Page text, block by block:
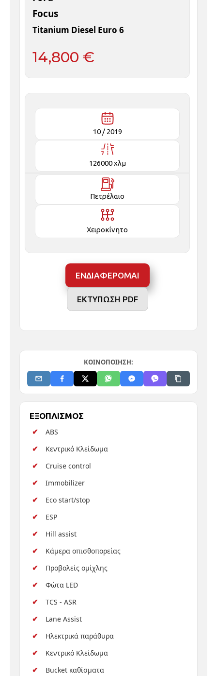
Focus
Titanium Diesel Euro 6
14,800 €
10 /2019
126000 χλμ
Πετρέλαιο
Χειροκίνητο
ΕΝΔΙΑΦΕΡΟΜΑΙ
ΕΚΤΥΠΩΣΗ PDF
ΕΞΟΠΛΙΣΜΟΣ
Κεντρικό Κλείδωμα
Cruise control
Immobilizer
Hill assist
Κάμερα οπισθοπορείας
Προβολείς ομίχλης
Φώτα LED
Lane Assist
Ηλεκτρικά παράθυρα
Κεντρικό Κλείδωμα
Bucket καθίσματα